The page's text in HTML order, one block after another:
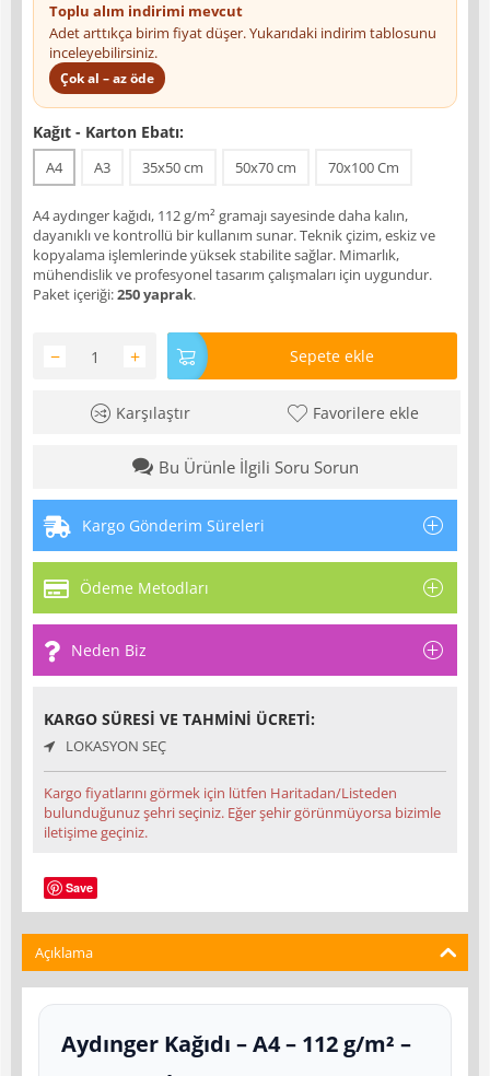
Toplu alım indirimi mevcut
Adet arttıkça birim fiyat düşer. Yukarıdaki indirim tablosunu
inceleyebilirsiniz.
Çok al – az öde
Kağıt - Karton Ebatı:
A4 A3 35x50 cm 50x70 cm 70x100 Cm
A4 aydınger kağıdı, 112 g/m² gramajı sayesinde daha kalın,
dayanıklı ve kontrollü bir kullanım sunar. Teknik çizim, eskiz ve
kopyalama işlemlerinde yüksek stabilite sağlar. Mimarlık,
mühendislik ve profesyonel tasarım çalışmaları için uygundur.
Paket içeriği:250 yaprak.
+
− Sepete ekle
Karşılaştır Favorilere ekle
Bu Ürünle İlgili Soru Sorun
Kargo Gönderim Süreleri
Ödeme Metodları
Neden Biz
KARGO SÜRESI VE TAHMINI ÜCRETI:
LOKASYON SEÇ
Kargo fiyatlarını görmek için lütfen Haritadan/Listeden
bulunduğunuz şehri seçiniz. Eğer şehir görünmüyorsa bizimle
iletişime geçiniz.
Save
Açıklama
Aydınger Kağıdı – A4 – 112 g/m² –